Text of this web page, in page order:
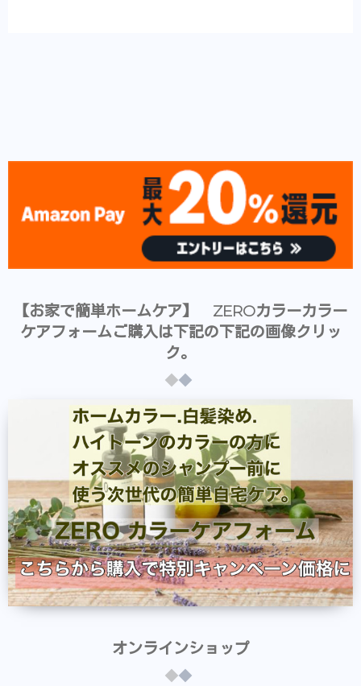
【お家で簡単ホームケア】 ZEROカラーカラー
ケアフォームご購入は下記の下記の画像クリッ
ク。
オンラインショップ